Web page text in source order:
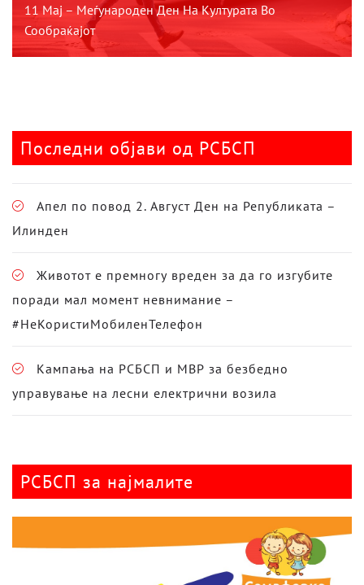
11 Мај – Меѓународен Ден На Културата Во
Сообраќајот
Последни објави од РСБСП
Апел по повод 2. Август Ден на Републиката –
Илинден
Животот е премногу вреден за да го изгубите
поради мал момент невнимание –
#НеКористиМобиленТелефон
Кампања на РСБСП и МВР за безбедно
управување на лесни електрични возила
РСБСП за најмалите